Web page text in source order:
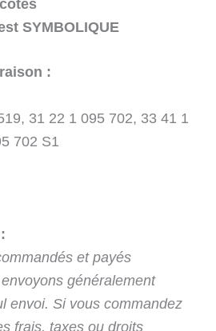
SYMBOLIQUE
:
31 22 1 095 702, 33 41 1
702 S1
et payés
généralement
envoi. Si vous commandez
frais, taxes ou droits